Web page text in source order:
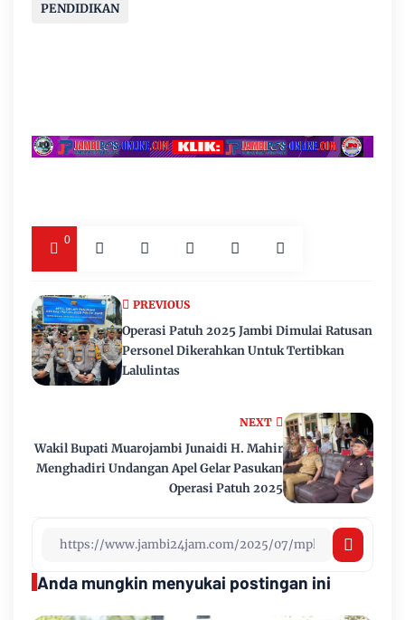
PENDIDIKAN
0
NEXT
Wakil Bupati Muarojambi Junaidi H. Mahir
Menghadiri Undangan Apel Gelar Pasukan
Operasi Patuh 2025
PREVIOUS
Operasi Patuh 2025 Jambi Dimulai Ratusan
Personel Dikerahkan Untuk Tertibkan
Lalulintas
Anda mungkin menyukai postingan ini